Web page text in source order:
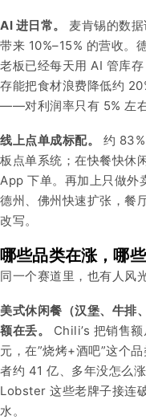
AI 进日常。
麦肯锡的数
带来 10%–15% 的营收。
老板已经每天用 AI 管库
存能把食材浪费降低约
——对利润率只有 5% 左右
线上点单成标配。
约
板点单系统；在快餐快休
App 下单。再加上只做外
德州、佛州快速扩张，餐
改写。
哪些品类在涨，哪
同一个赛道里，也有人风
美式休闲餐（汉堡、牛排
额在丢。
Chili’s 把销售
元，在”烧烤+酒吧”这个
者约 41 亿、多年没怎么
Lobster 这些老牌子接连
水。